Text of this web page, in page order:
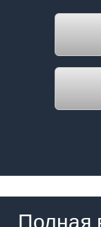
Полная